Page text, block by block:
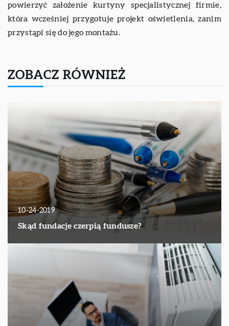
powierzyć założenie kurtyny specjalistycznej firmie,
która wcześniej przygotuje projekt oświetlenia, zanim
przystąpi się do jego montażu.
ZOBACZ RÓWNIEŻ
10-24-2019
Skąd fundacje czerpią fundusze?